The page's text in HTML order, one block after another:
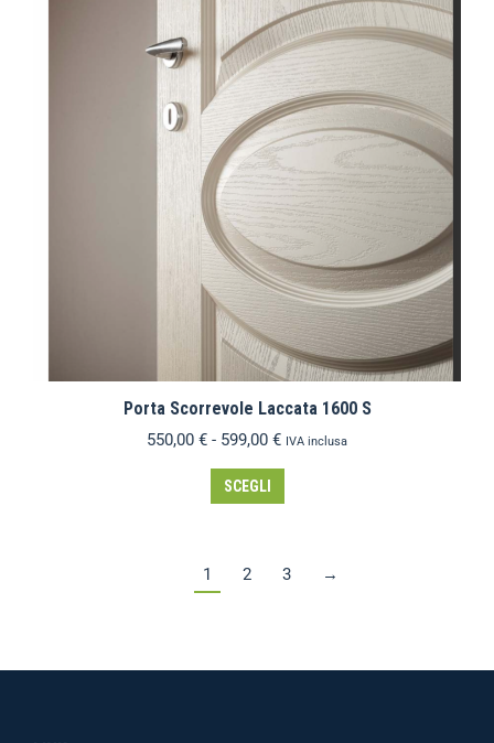
Porta Scorrevole Laccata 1600 S
550,00 € - 599,00 € IVA inclusa
SCEGLI
1 2 3 →